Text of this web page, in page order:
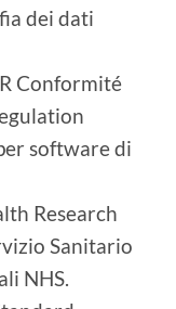
dei dati
Conformité
software di
Research
Sanitario
NHS.